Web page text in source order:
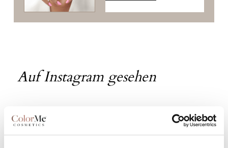
Auf Instagram gesehen